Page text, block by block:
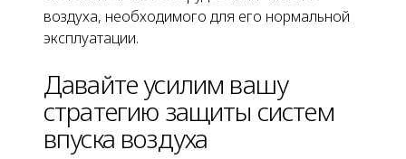
воздуха, необходимого для его нормальной
эксплуатации.
Давайте усилим вашу
стратегию защиты систем
впуска воздуха